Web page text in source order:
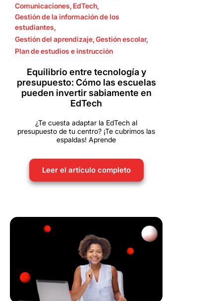
Comunicaciones, EdTech,
Gestión de la información de los
estudiantes,
Gestión del aprendizaje,Gestión escolar,
Plan de estudios e instrucción
Equilibrio entre tecnología y
presupuesto: Cómo las escuelas
pueden invertir sabiamente en
EdTech
¿Te cuesta adaptar la EdTech al
presupuesto de tu centro? ¡Te cubrimos las
espaldas! Aprende
Leer el artículo completo